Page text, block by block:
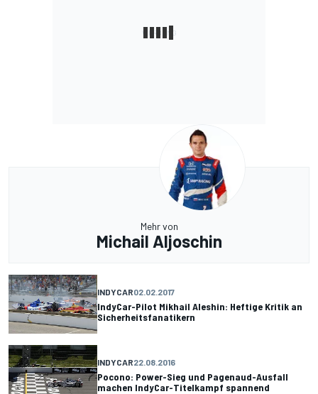
Mehr von
Michail Aljoschin
INDYCAR02.02.2017
IndyCar-Pilot Mikhail Aleshin: Heftige Kritik an
Sicherheitsfanatikern
INDYCAR22.08.2016
Pocono: Power-Sieg und Pagenaud-Ausfall
machen IndyCar-Titelkampf spannend